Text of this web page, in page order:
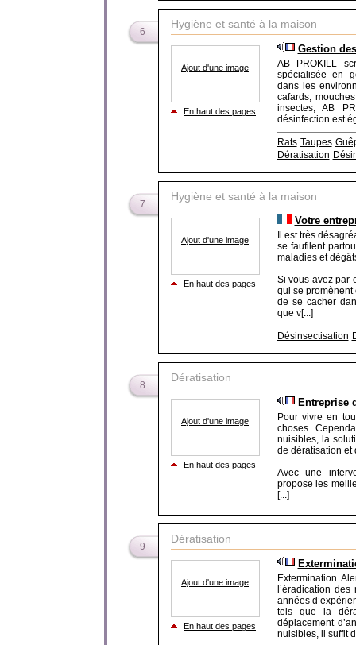
6
Hygiène et santé à la maison
Ajout d'une image
En haut des pages
Gestion
AB PROKILL
spécialisée en
dans les
cafards,
insectes, AB
désinfection est
Rats Taupes
Dératisation
7
Hygiène et santé à la maison
Ajout d'une image
En haut des pages
Votre
Il est très
se faufilent
maladies et
Si vous avez par
qui se promènent
de se cacher
que v[...]
Désinsectisation
8
Dératisation
Ajout d'une image
En haut des pages
Entreprise
Pour vivre en
choses.
nuisibles, la
de dératisation et
Avec une
propose les
[...]
9
Dératisation
Ajout d'une image
En haut des pages
Extermination
l’éradication
années
tels que la
déplacement
nuisibles, il suffit